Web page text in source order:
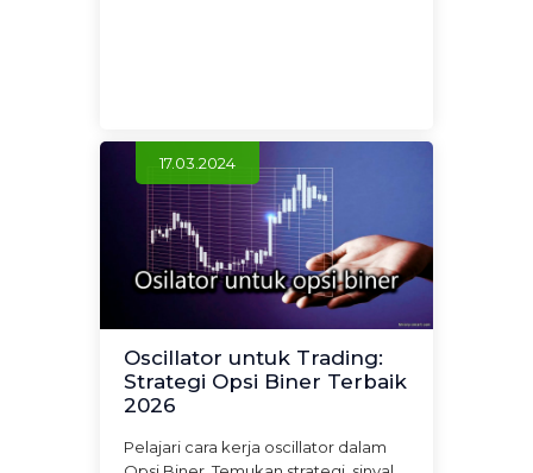
17.03.2024
Oscillator untuk Trading:
Strategi Opsi Biner Terbaik
2026
Pelajari cara kerja oscillator dalam